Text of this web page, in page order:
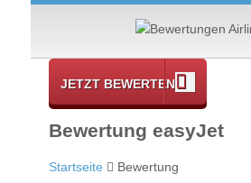
JETZT BEWERTEN
Bewertung easyJet
Startseite Bewertung